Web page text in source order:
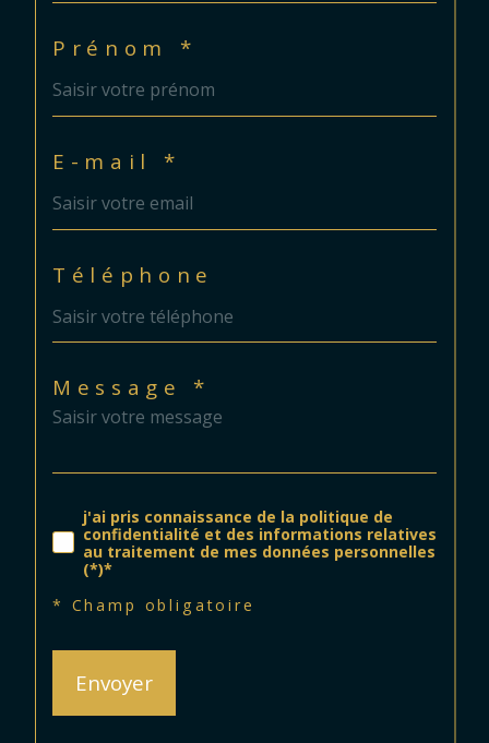
Prénom *
E-mail *
Téléphone
Message *
j'ai pris connaissance de la politique de
confidentialité et des informations relatives
au traitement de mes données personnelles
(*)*
* Champ obligatoire
Envoyer